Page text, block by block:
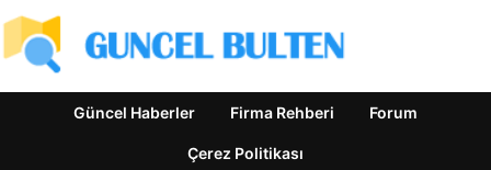
Güncel Haberler Firma Rehberi Forum
Çerez Politikası